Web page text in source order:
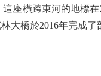
橫跨東河的地標在
大橋於2016年完成了